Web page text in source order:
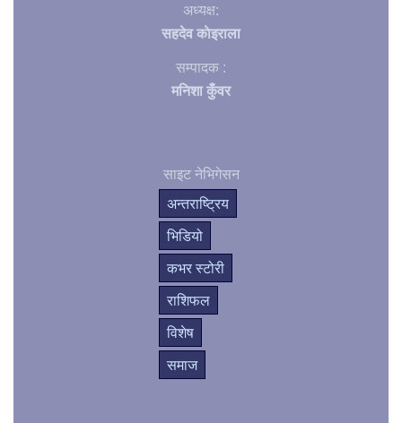
अध्यक्ष:
सहदेव काेइराला
सम्पादक :
मनिशा कुँवर
साइट नेभिगेसन
अन्तराष्ट्रिय
भिडियो
कभर स्टोरी
राशिफल
विशेष
समाज